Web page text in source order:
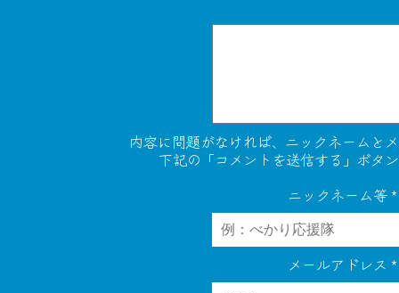
内容に問題がなければ、ニックネームと
下記の「コメントを送信する」ボタ
ニックネーム等*
メールアドレス *